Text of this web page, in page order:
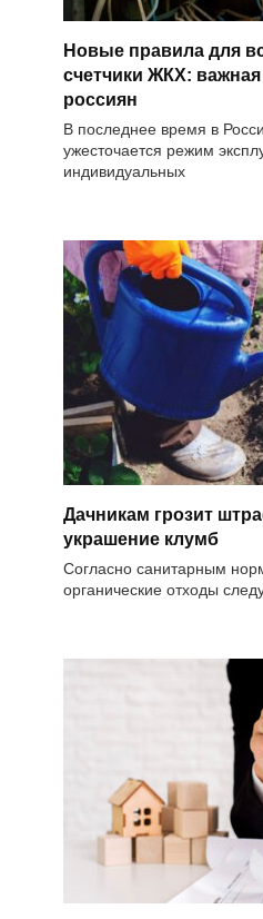
Новые правила для
счетчики ЖКХ:
россиян
В последнее время в
ужесточается режим
индивидуальных
Дачникам грозит
украшение клумб
Согласно санитарным
органические отходы